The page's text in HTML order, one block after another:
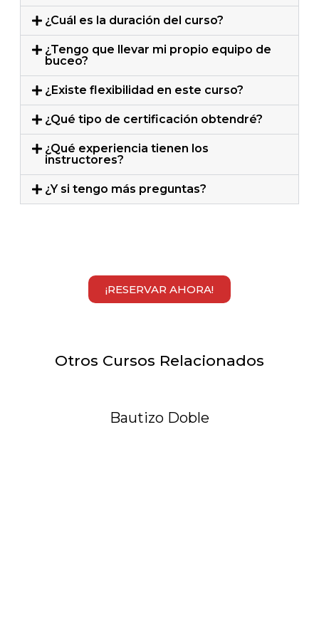
¿Cuál es la duración del curso?
¿Tengo que llevar mi propio equipo de
buceo?
¿Existe flexibilidad en este curso?
¿Qué tipo de certificación obtendré?
¿Qué experiencia tienen los
instructores?
¿Y si tengo más preguntas?
¡RESERVAR AHORA!
Otros Cursos Relacionados
Bautizo Doble